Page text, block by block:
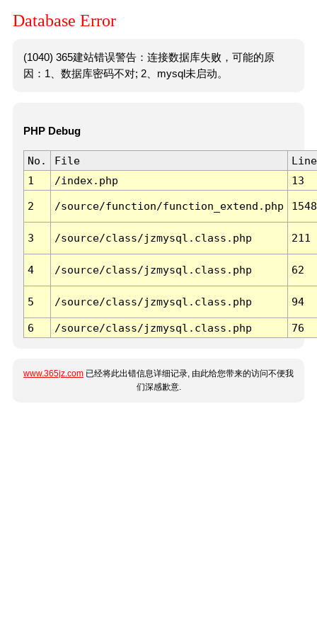
Database Error
(1040) 365建站错误警告：连接数据库失败，可能的原
因：1、数据库密码不对; 2、mysql未启动。
PHP Debug
No. File
Line
1
/index.php 13
2 /source/function/function_extend.php 1548
3 /source/class/jzmysql.class.php 211
4 /source/class/jzmysql.class.php 62
5 /source/class/jzmysql.class.php 94
6 /source/class/jzmysql.class.php 76
www.365jz.com 已经将此出错信息详细记录, 由此给您带来的访问不便我
们深感歉意.